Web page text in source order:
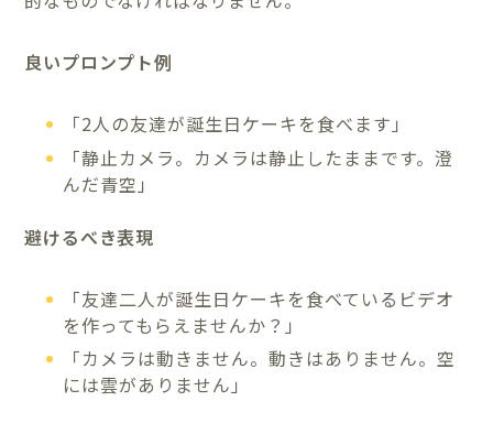
良いプロンプト例
「2人の友達が誕生日ケーキを食べます」
「静止カメラ。カメラは静止したままです。澄
んだ青空」
避けるべき表現
「友達二人が誕生日ケーキを食べているビデオ
を作ってもらえませんか？」
「カメラは動きません。動きはありません。空
には雲がありません」